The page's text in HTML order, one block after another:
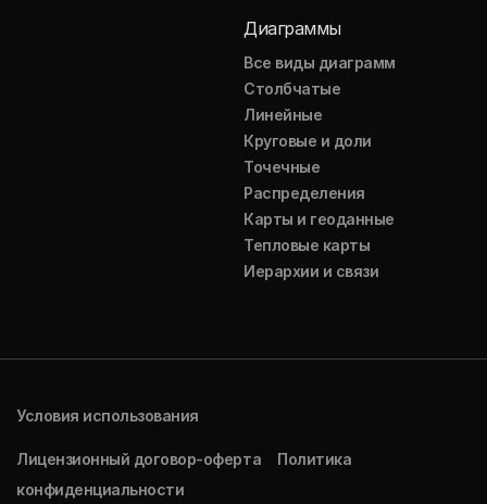
Диаграммы
Все виды диаграмм
Столбчатые
Линейные
Круговые и доли
Точечные
Распределения
Карты и геоданные
Тепловые карты
Иерархии и связи
Условия использования
Лицензионный договор-оферта
Политика
конфиденциальности